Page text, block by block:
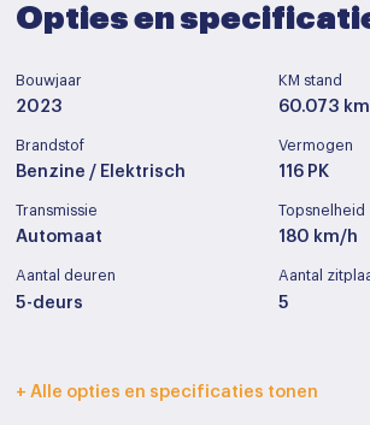
Opties en
Bouwjaar
2023
KM stand
60.073 km
Brandstof
Benzine / Elektrisch
Vermogen
116 PK
Transmissie
Automaat
Topsnelheid
180 km/h
Aantal deuren
5-deurs
Aantal
5
Interieurkleur
+ Alle opties en specificaties tonen